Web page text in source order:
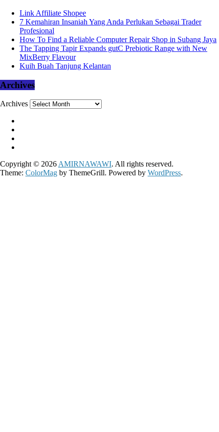
Link Affiliate Shopee
7 Kemahiran Insaniah Yang Anda Perlukan Sebagai Trader
Profesional
How To Find a Reliable Computer Repair Shop in Subang Jaya
The Tapping Tapir Expands gutC Prebiotic Range with New
MixBerry Flavour
Kuih Buah Tanjung Kelantan
Archives
Archives
Copyright © 2026 AMIRNAWAWI. All rights reserved.
Theme: ColorMag by ThemeGrill. Powered by WordPress.